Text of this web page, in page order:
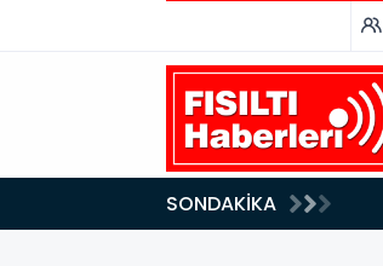
SONDAKİKA